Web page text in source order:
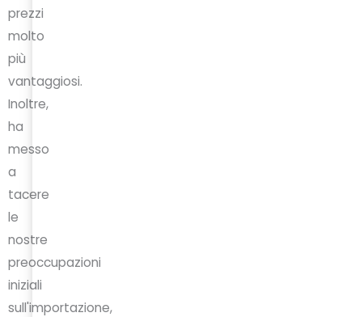
prezzi
molto
più
vantaggiosi.
Inoltre,
ha
messo
a
tacere
le
nostre
preoccupazioni
iniziali
sull'importazione,